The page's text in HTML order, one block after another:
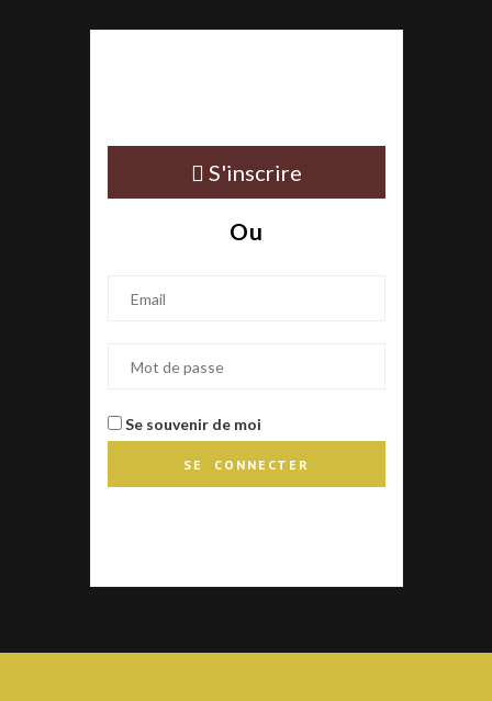
S'inscrire
Ou
Se souvenir de moi